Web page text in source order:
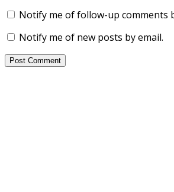
Notify me of follow-up comments
Notify me of new posts by email.